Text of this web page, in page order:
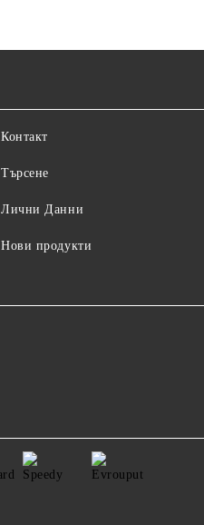
Контакт
Търсене
Лични Данни
Нови продукти